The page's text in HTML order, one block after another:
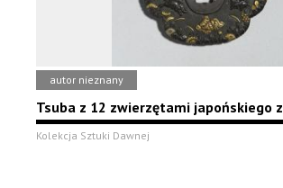
autor nieznany
Tsuba z 12 zwierzętami japońskiego
Kolekcja Sztuki Dawnej